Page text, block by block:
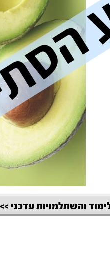
והשתלמויות עדכני >>